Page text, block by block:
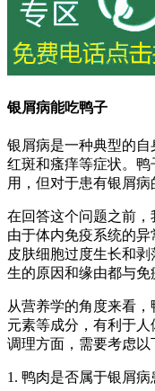
银屑病能吃鸭子
银屑病是一种典型的自
红斑和瘙痒等症状。
用，但对于患有银屑
在回答这个问题之前
由于体内免疫系统的异
皮肤细胞过度生长和
生的原因和缘由都与免
从营养学的角度来看
元素等成分，有利于
调理方面，需要考虑以
1. 鸭肉是否属于银屑